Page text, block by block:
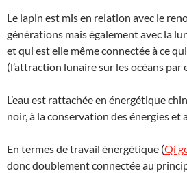
Le lapin est mis en relation avec le
générations mais également avec la
et qui est elle même connectée à ce
(l’attraction lunaire sur les océans par
L’eau est rattachée en énergétique
noir, à la conservation des énergies et
En termes de travail énergétique (Qi
donc doublement connectée au